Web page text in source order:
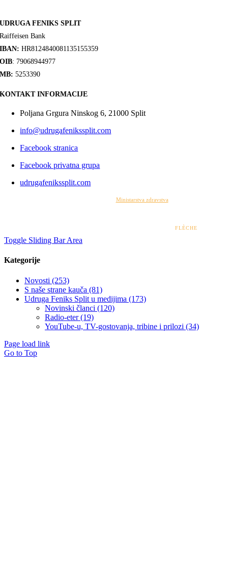
UDRUGA FENIKS SPLIT
Raiffeisen Bank
IBAN: HR8124840081135155359
OIB: 79068944977
MB: 5253390
KONTAKT INFORMACIJE
Poljana Grgura Ninskog 6, 21000 Split
info@udrugafenikssplit.com
Facebook stranica
Facebook privatna grupa
udrugafenikssplit.com
Ministarstva zdravstva
FLÈCHE
Toggle Sliding Bar Area
Kategorije
Novosti (253)
S naše strane kauča (81)
Udruga Feniks Split u medijima (173)
Novinski članci (120)
Radio-eter (19)
YouTube-u, TV-gostovanja, tribine i prilozi (34)
Page load link
Go to Top